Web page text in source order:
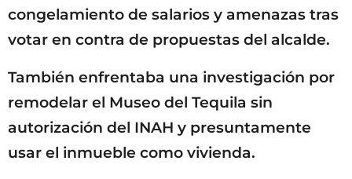
congelamiento de salarios y amenazas tras
votar en contra de propuestas del alcalde.
También enfrentaba una investigación por
remodelar el Museo del Tequila sin
autorización del INAH y presuntamente
usar el inmueble como vivienda.